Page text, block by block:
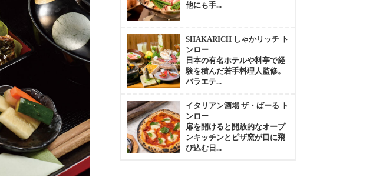
他にも手...
SHAKARICH しゃかリッチ ト
ンロー
日本の有名ホテルや料亭で経
験を積んだ若手料理人監修。
バラエテ...
イタリアン酒場 ザ・ばーる ト
ンロー
扉を開けると開放的なオープ
ンキッチンとピザ窯が目に飛
び込む日...